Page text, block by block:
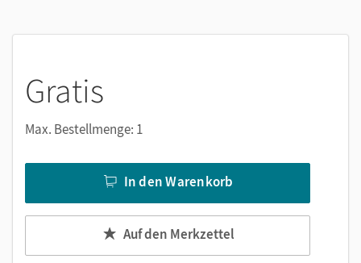
werden von Cornelsen nicht erhoben.
Das bieten die interaktiven Übungen:
Ca. 200 Aufgabenpäckchen mit je 6 Übungen pro
Klassenstufe auf drei Niveaus passen genau zum
Schulbuch.
GeoGebra-Applets veranschaulichen mathematische
Zusammenhänge.
Gratis
Max. Bestellmenge: 1
In den Warenkorb
Auf den Merkzettel